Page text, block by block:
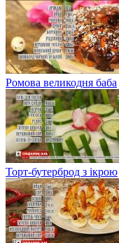
Ромова великодня баба
Торт-бутерброд з ікрою